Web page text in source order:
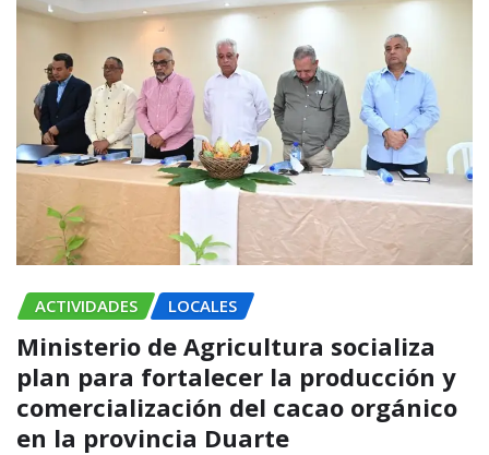
ACTIVIDADES LOCALES
Ministerio de Agricultura socializa
plan para fortalecer la producción y
comercialización del cacao orgánico
en la provincia Duarte